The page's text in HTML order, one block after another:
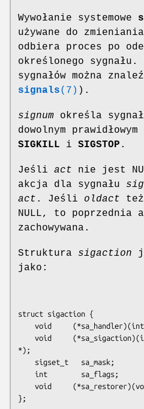
Wywołanie systemowe
używane do
odbiera proces po
określonego sygnału.
sygnałów można
signals(7) ).
signum określa
dowolnym prawidłowym
SIGKILL i SIGSTOP .
Jeśli act nie jest
akcja dla sygnału
act . Jeśli oldact
NULL, to poprzednia
zachowywana.
Struktura sigaction
jako:
struct sigaction {
*);
};